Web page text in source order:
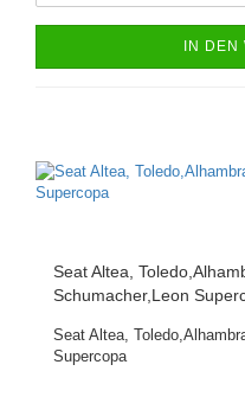
IN
Seat Altea,
Schumacher,Leon
Seat Altea,
Supercopa